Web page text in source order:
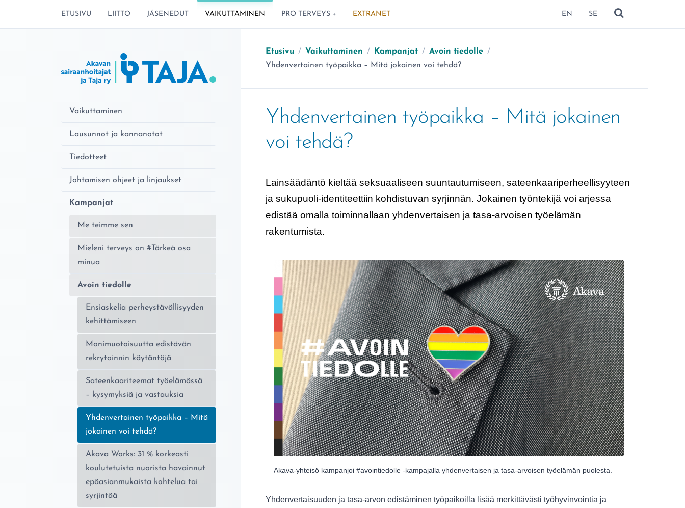
SIIRRY SIVUN SISÄLTÖÖN
ETUSIVU LIITTO JÄSENEDUT VAIKUTTAMINEN PRO TERVEYS + EXTRANET EN SE
NÄYTÄ HAKU
Etusivu / Vaikuttaminen / Kampanjat / Avoin tiedolle /
Olet täällä:
Yhdenvertainen työpaikka – Mitä jokainen voi tehdä?
Yhdenvertainen työpaikka – Mitä jokainen
voi tehdä?
Lainsäädäntö kieltää seksuaaliseen suuntautumiseen, sateenkaariperheellisyyteen
ja sukupuoli-identiteettiin kohdistuvan syrjinnän. Jokainen työntekijä voi arjessa
edistää omalla toiminnallaan yhdenvertaisen ja tasa-arvoisen työelämän
rakentumista.
Akava-yhteisö kampanjoi #avointiedolle -kampajalla yhdenvertaisen ja tasa-arvoisen työelämän puolesta.
Yhdenvertaisuuden ja tasa-arvon edistäminen työpaikoilla lisää merkittävästi työhyvinvointia ja
Vaikuttaminen
Lausunnot ja kannanotot
Tiedotteet
Johtamisen ohjeet ja linjaukset
Kampanjat
Me teimme sen
Mieleni terveys on #Tärkeä osa
minua
Avoin tiedolle
Ensiaskelia perheystävällisyyden
kehittämiseen
Monimuotoisuutta edistävän
rekrytoinnin käytäntöjä
Sateenkaariteemat työelämässä
– kysymyksiä ja vastauksia
Nykyinen sivu:
Yhdenvertainen työpaikka – Mitä
jokainen voi tehdä?
Akava Works: 31 % korkeasti
koulutetuista nuorista havainnut
epäasianmukaista kohtelua tai
syrjintää